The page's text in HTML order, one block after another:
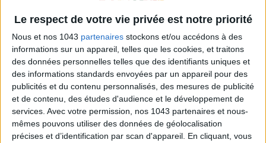
Le respect de votre vie privée est notre priorité
Nous et nos 1043 partenaires stockons et/ou accédons à des
informations sur un appareil, telles que les cookies, et traitons
des données personnelles telles que des identifiants uniques et
des informations standards envoyées par un appareil pour des
publicités et du contenu personnalisés, des mesures de publicité
et de contenu, des études d'audience et le développement de
services. Avec votre permission, nos 1043 partenaires et nous-
mêmes pouvons utiliser des données de géolocalisation
précises et d’identification par scan d'appareil. En cliquant, vous